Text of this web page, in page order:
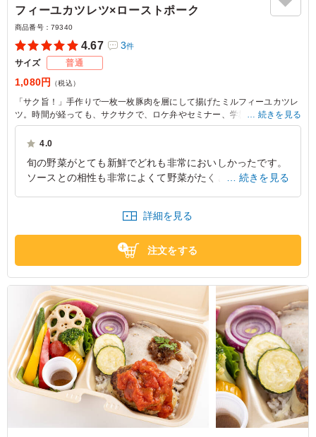
フィーユカツレツ×ローストポーク
商品番号： 79340
4.67 3件
サイズ 普通
1,080円 （税込）
「サク旨！」手作りで一枚一枚豚肉を層にして揚げたミルフィーユカツレ
ツ。時間が経っても、サクサクで、ロケ弁やセミナー、学校関係のお弁当
にオススメ。自家製のローストポークと一緒にお召し上がりください。
※ご飯の種類を下記プルダウンよりお選びください。
続きを見る
4.0
旬の野菜がとても新鮮でどれも非常においしかったです。
ソースとの相性も非常によくて野菜がたくさんとれてとて
東京都文京区本郷2026/08/02
続きを見る
詳細を見る
注文をする